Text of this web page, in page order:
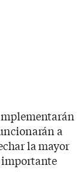
a
la mayor
importante